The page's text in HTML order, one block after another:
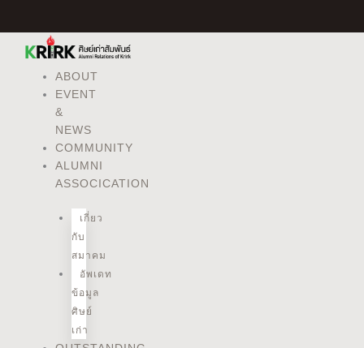
content
ABOUT
EVENT
&
NEWS
COMMUNITY
ALUMNI
ASSOCICATION
เกี่ยว
กับ
สมาคม
อัพเดท
ข้อมูล
ศิษย์
เก่า